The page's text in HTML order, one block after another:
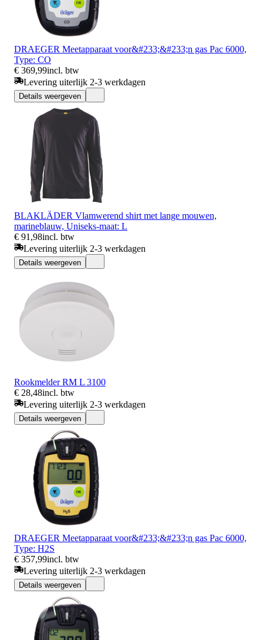
DRAEGER Meetapparaat voor&#233;&#233;n gas Pac 6000,
Type: CO
€ 369,99incl. btw
Levering uiterlijk 2-3 werkdagen
Details weergeven
BLAKLÄDER Vlamwerend shirt met lange mouwen,
marineblauw, Uniseks-maat: L
€ 91,98incl. btw
Levering uiterlijk 2-3 werkdagen
Details weergeven
Rookmelder RM L 3100
€ 28,48incl. btw
Levering uiterlijk 2-3 werkdagen
Details weergeven
DRAEGER Meetapparaat voor&#233;&#233;n gas Pac 6000,
Type: H2S
€ 357,99incl. btw
Levering uiterlijk 2-3 werkdagen
Details weergeven